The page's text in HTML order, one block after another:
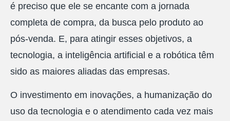
é preciso que ele se encante com a jornada
completa de compra, da busca pelo produto ao
pós-venda. E, para atingir esses objetivos, a
tecnologia, a inteligência artificial e a robótica têm
sido as maiores aliadas das empresas.
O investimento em inovações, a humanização do
uso da tecnologia e o atendimento cada vez mais